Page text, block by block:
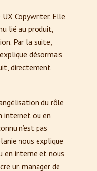
Copywriter. Elle
lié au produit,
Par la suite,
désormais
directement
du rôle
internet ou en
n’est pas
nous explique
en interne et nous
un manager de